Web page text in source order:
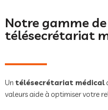
Notre gamme
télésecrétariat
Un télésecrétariat médical
valeurs aide à optimiser votre